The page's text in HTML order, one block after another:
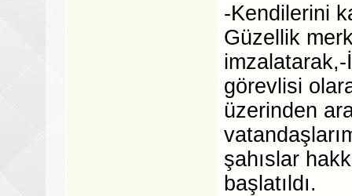
-Kendilerini
Güzellik
görevlisi
üzerinden
şahıslar
başlatıldı.